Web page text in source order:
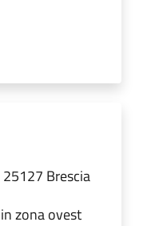
Brescia
zona ovest